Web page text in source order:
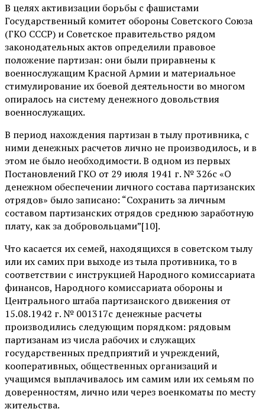
В целях активизации борьбы с фашистами
Государственный комитет обороны Советского Союза
(ГКО СССР) и Советское правительство рядом
законодательных актов определили правовое
положение партизан: они были приравнены к
военнослужащим Красной Армии и материальное
стимулирование их боевой деятельности во многом
опиралось на систему денежного довольствия
военнослужащих.
В период нахождения партизан в тылу противника, с
ними денежных расчетов лично не производилось, и в
этом не было необходимости. В одном из первых
Постановлений ГКО от 29 июля 1941 г. № 326с «О
денежном обеспечении личного состава партизанских
отрядов» было записано: “Сохранить за личным
составом партизанских отрядов среднюю заработную
плату, как за добровольцами”[10].
Что касается их семей, находящихся в советском тылу
или их самих при выходе из тыла противника, то в
соответствии с инструкцией Народного комиссариата
финансов, Народного комиссариата обороны и
Центрального штаба партизанского движения от
15.08.1942 г. № 001317с денежные расчеты
производились следующим порядком: рядовым
партизанам из числа рабочих и служащих
государственных предприятий и учреждений,
кооперативных, общественных организаций и
учащимся выплачивалось им самим или их семьям по
доверенностям, лично или через военкоматы по месту
жительства.